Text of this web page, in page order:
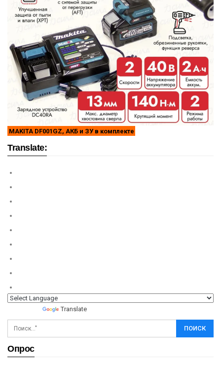
MAKITA DF001GZ, АКБ и ЗУ в комплекте
Translate:
Translate
Опрос